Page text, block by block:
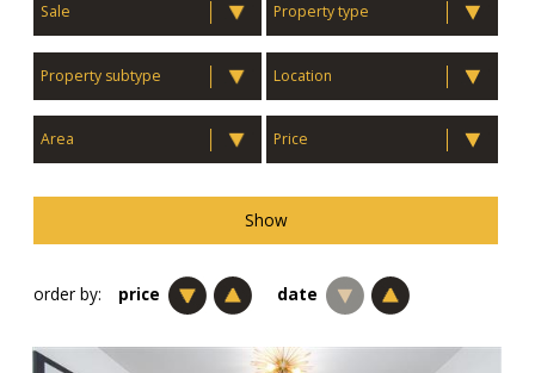
Sale Property type
Property subtype Location
Area Price
Show
order by: price date